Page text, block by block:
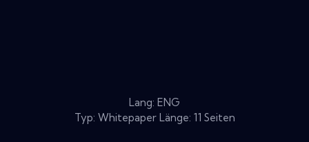
Lang: ENG
Typ: Whitepaper Länge: 11 Seiten